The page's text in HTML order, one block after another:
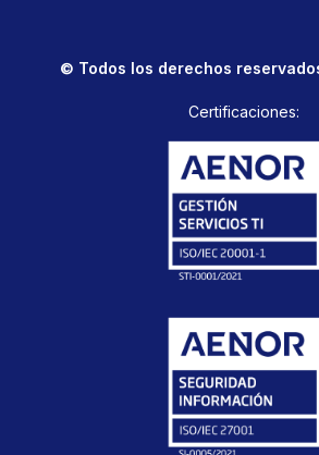
© Todos los derechos
Certificaciones: